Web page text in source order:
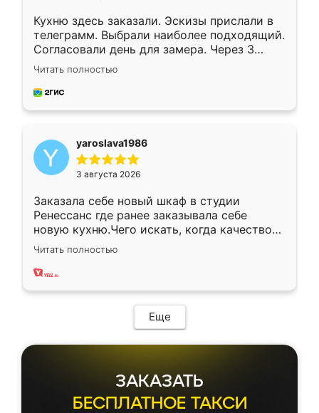
Кухню здесь заказали. Эскизы прислали в
телеграмм. Выбрали наиболее подходящий.
Согласовали день для замера. Через 3
недели кухня была уже готова. Остались
довольны работой. Спасибо Ренессанс
мебель за качественную работу!
Читать полностью
yaroslava1986
3 августа 2026
Заказала себе новый шкаф в студии
Ренессанс где ранее заказывала себе
новую кухню.Чего искать, когда качеством
вполне довольна. Служит кухня уже почти
два года, нареканий нет.
Читать полностью
Еще
ЗАКАЗАТЬ
БЕСПЛАТНОЕ ТАКСИ